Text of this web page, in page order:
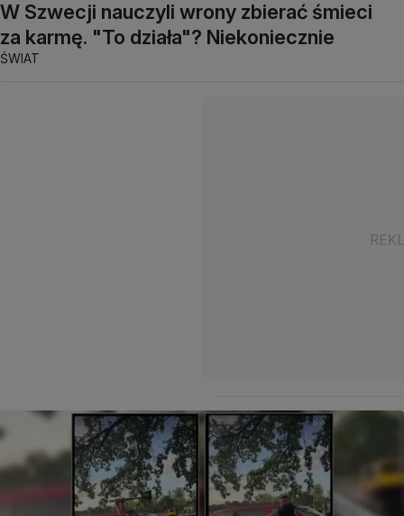
W Szwecji nauczyli wrony zbierać śmieci
za karmę. "To działa"? Niekoniecznie
ŚWIAT